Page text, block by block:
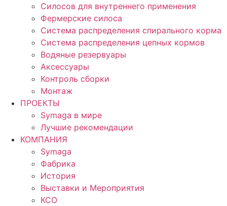
Силосов для внутреннего применения
Фермерские силоса
Система распределения спирального корма
Система распределения цепных кормов
Водяные резервуары
Аксессуары
Контроль сборки
Монтаж
ПРОЕКТЫ
Symaga в мире
Лучшие рекомендации
КОМПАНИЯ
Symaga
Фабрика
История
Выставки и Мероприятия
КСО